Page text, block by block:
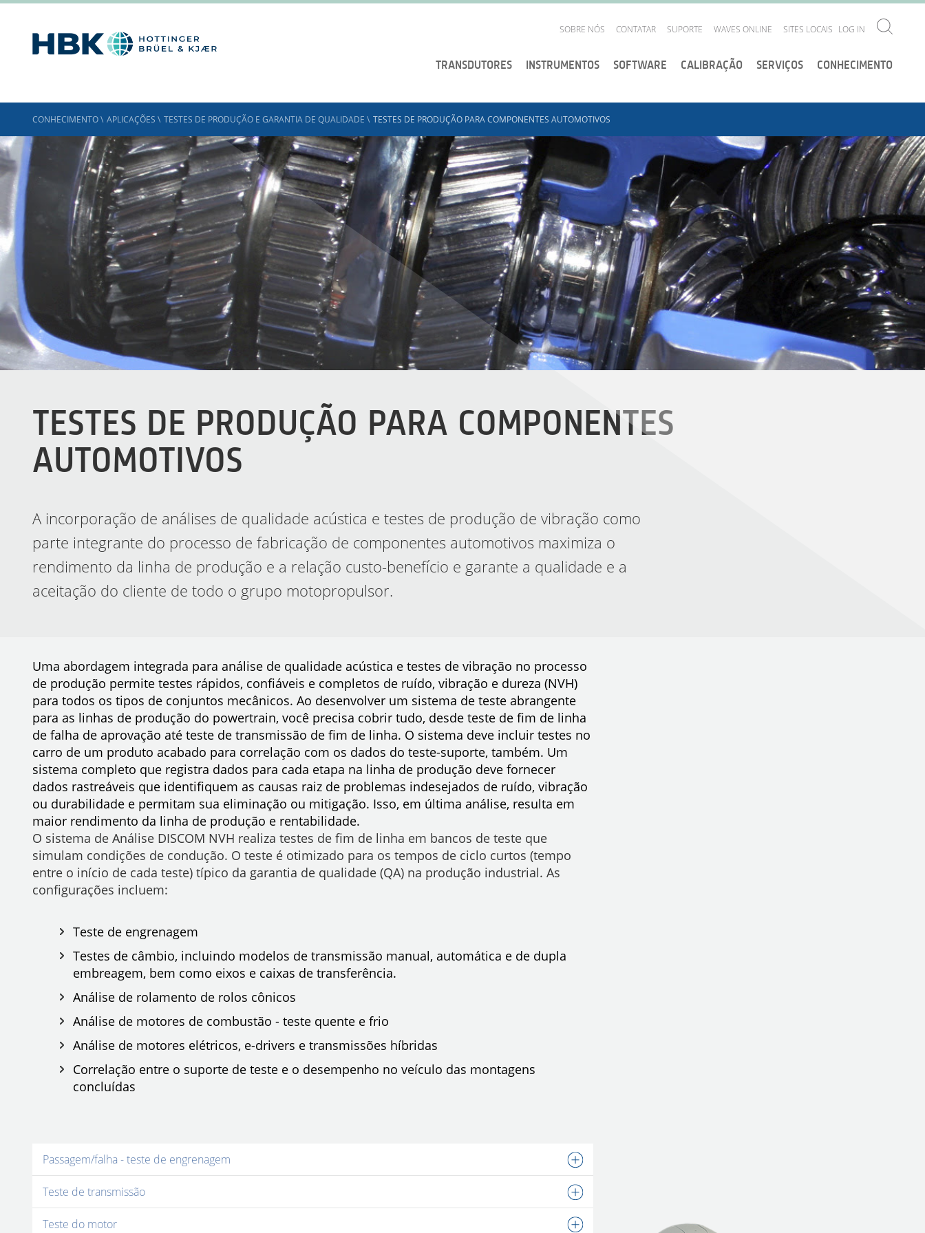
SOBRE NÓS CONTATAR SUPORTE WAVES ONLINE SITES LOCAIS LOG IN
TRANSDUTORES INSTRUMENTOS SOFTWARE CALIBRAÇÃO SERVIÇOS CONHECIMENTO
CONHECIMENTO\ APLICAÇÕES \ TESTES DE PRODUÇÃO E GARANTIA DE QUALIDADE \ TESTES DE PRODUÇÃO PARA COMPONENTES AUTOMOTIVOS
TESTES DE PRODUÇÃO PARA COMPONENTES
AUTOMOTIVOS
A incorporação de análises de qualidade acústica e testes de produção de vibração como
parte integrante do processo de fabricação de componentes automotivos maximiza o
rendimento da linha de produção e a relação custo-benefício e garante a qualidade e a
aceitação do cliente de todo o grupo motopropulsor.
Uma abordagem integrada para análise de qualidade acústica e testes de vibração no processo
de produção permite testes rápidos, confiáveis e completos de ruído, vibração e dureza (NVH)
para todos os tipos de conjuntos mecânicos. Ao desenvolver um sistema de teste abrangente
para as linhas de produção do powertrain, você precisa cobrir tudo, desde teste de fim de linha
de falha de aprovação até teste de transmissão de fim de linha. O sistema deve incluir testes no
carro de um produto acabado para correlação com os dados do teste-suporte, também. Um
sistema completo que registra dados para cada etapa na linha de produção deve fornecer
dados rastreáveis que identifiquem as causas raiz de problemas indesejados de ruído, vibração
ou durabilidade e permitam sua eliminação ou mitigação. Isso, em última análise, resulta em
maior rendimento da linha de produção e rentabilidade.
O sistema de Análise DISCOM NVH realiza testes de fim de linha em bancos de teste que
simulam condições de condução. O teste é otimizado para os tempos de ciclo curtos (tempo
entre o início de cada teste) típico da garantia de qualidade (QA) na produção industrial. As
configurações incluem:
Teste de engrenagem
Testes de câmbio, incluindo modelos de transmissão manual, automática e de dupla
embreagem, bem como eixos e caixas de transferência.
Análise de rolamento de rolos cônicos
Análise de motores de combustão - teste quente e frio
Análise de motores elétricos, e-drivers e transmissões híbridas
Correlação entre o suporte de teste e o desempenho no veículo das montagens
concluídas
Passagem/falha - teste de engrenagem
Teste de transmissão
Teste do motor